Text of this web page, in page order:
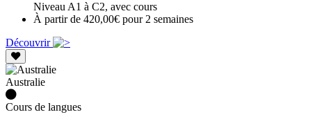
Niveau A1 à C2, avec cours
À partir de 420,00€ pour 2 semaines
Découvrir
Australie
Cours de langues